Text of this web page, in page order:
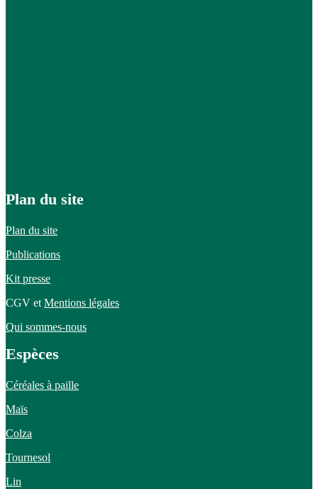
Plan du site
Plan du site
Publications
Kit presse
CGV et Mentions légales
Qui sommes-nous
Espèces
Céréales à paille
Maïs
Colza
Tournesol
Lin